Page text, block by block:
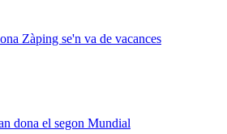
Zàping se'n va de vacances
dona el segon Mundial